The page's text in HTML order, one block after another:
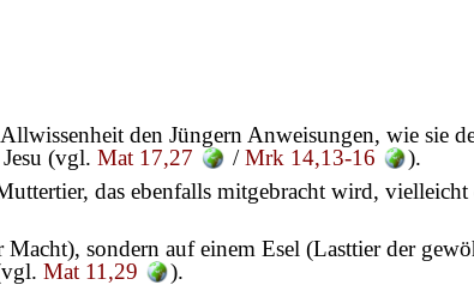
den Jüngern Anweisungen, wie sie
(vgl. Mat 17,27 /Mrk 14,13-16
).
das ebenfalls mitgebracht wird,
sondern auf einem Esel (Lasttier der
Mat 11,29
).